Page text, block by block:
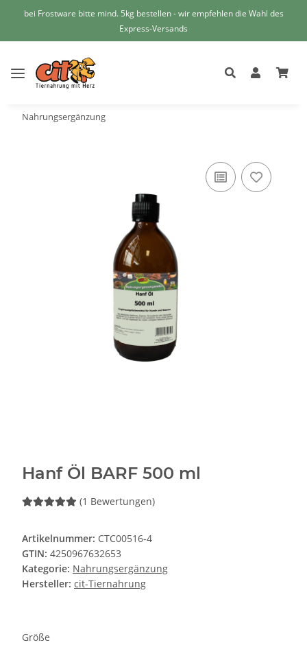
bei Frostware bitte mind. 5kg bestellen - wir empfehlen die Wahl des
Express-Versands
Nahrungsergänzung
Hanf Öl BARF 500 ml
(1 Bewertungen)
Artikelnummer: CTC00516-4
GTIN: 4250967632653
Kategorie: Nahrungsergänzung
Hersteller: cit-Tiernahrung
Größe